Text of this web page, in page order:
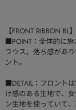
【FRONT RIBBON BL】
■POINT：全体的に
ラウス。落ち感があ
ント。
■DETAIL：フロント
け感のある生地で、
ン生地を使っていて